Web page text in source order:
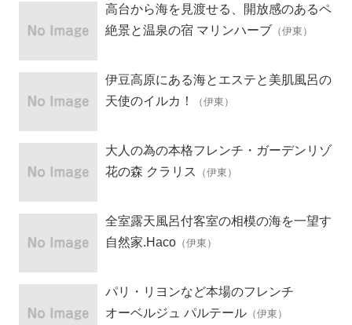
高台から海を見渡せる、開放感のあるペ
ンション
絶景と温泉の宿 マリンハーブ （伊東）
伊豆高原にある海とエステと美肌風呂の
ペンション
天使のイルカ！ （伊東）
大人の為の本格フレンチ・ガーデンリゾ
ート
花の森 クラリス （伊東）
全室露天風呂付客室の相模の海を一望す
る「記念日を祝う宿」
自然家.Haco （伊東）
パリ・リヨンなど本場のフレンチ
オーベルジュ パルテール （伊東）